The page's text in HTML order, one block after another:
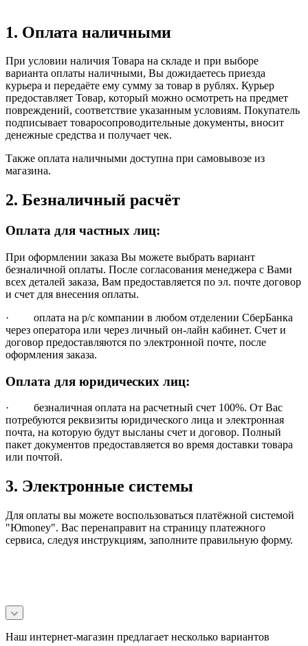
1. Оплата наличными
При условии наличия Товара на складе и при выборе
варианта оплаты наличными, Вы дожидаетесь приезда
курьера и передаёте ему сумму за товар в рублях. Курьер
предоставляет Товар, который можно осмотреть на предмет
повреждений, соответствие указанным условиям. Покупатель
подписывает товаросопроводительные документы, вносит
денежные средства и получает чек.
Также оплата наличными доступна при самовывозе из
магазина.
2. Безналичный расчёт
Оплата для частных лиц:
При оформлении заказа Вы можете выбрать вариант
безналичной оплаты. После согласования менеджера с Вами
всех деталей заказа, Вам предоставляется по эл. почте договор
и счет для внесения оплаты.
· оплата на р/с компании в любом отделении СберБанка
через оператора или через личный он-лайн кабинет. Счет и
договор предоставляются по электронной почте, после
оформления заказа.
Оплата для юридических лиц:
· безналичная оплата на расчетный счет 100%. От Вас
потребуются реквизиты юридического лица и электронная
почта, на которую будут высланы счет и договор. Полный
пакет документов предоставляется во время доставки товара
или почтой.
3. Электронные системы
Для оплаты вы можете воспользоваться платёжной системой
"Юmoney". Вас перенаправит на страницу платежного
сервиса, следуя инструкциям, заполните правильную форму.
Наш интернет-магазин предлагает несколько вариантов